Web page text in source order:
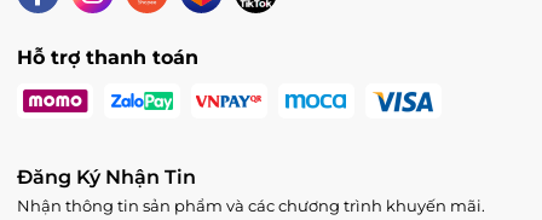
Hỗ trợ thanh toán
Đăng Ký Nhận Tin
Nhận thông tin sản phẩm và các chương trình khuyến mãi.